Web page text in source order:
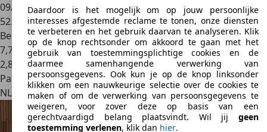
09/2020
52.796 km
Benzine
7,7 l/100 km (gem.)
2,8
Particulier
NL 3818KJAmersfoort
Daardoor is het mogelijk om op jouw persoonlijke
interesses afgestemde reclame te tonen, onze diensten
te verbeteren en het gebruik daarvan te analyseren. Klik
op de knop rechtsonder om akkoord te gaan met het
gebruik van toestemmingsplichtige cookies en de
daarmee samenhangende verwerking van
persoonsgegevens. Ook kun je op de knop linksonder
klikken om een nauwkeurige selectie over de cookies te
maken of om de verwerking van persoonsgegevens te
weigeren, voor zover deze op basis van een
gerechtvaardigd belang plaatsvindt. Wil jij geen
toestemming verlenen, klik dan hier.